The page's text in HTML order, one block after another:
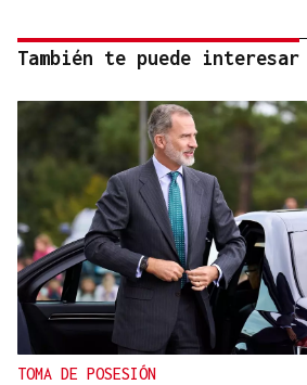
También te puede interesar
TOMA DE POSESIÓN